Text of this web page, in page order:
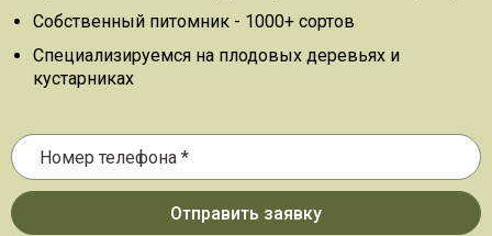
Собственный питомник - 1000+ сортов
Специализируемся на плодовых деревьях и
кустарниках